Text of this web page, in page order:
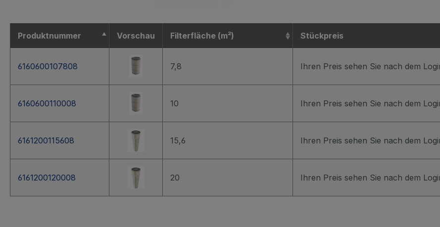
Produktnummer Vorschau Filterfläche (m²) Stückpreis
6160600107808 7,8 Ihren Preis sehen Sie nach dem
6160600110008 10 Ihren Preis sehen Sie nach dem
6161200115608 15,6 Ihren Preis sehen Sie nach dem
6161200120008 20 Ihren Preis sehen Sie nach dem